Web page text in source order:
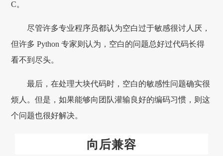
C。
尽管许多专业程序员都认为空白过于敏感很讨人厌，
但许多 Python 专家则认为，空白的问题总好过代码长得
看不到尽头。
最后，在处理大块代码时，空白的敏感性问题确实很
烦人。但是，如果能够向团队灌输良好的编码习惯，则这
个问题也很好解决。
向后兼容